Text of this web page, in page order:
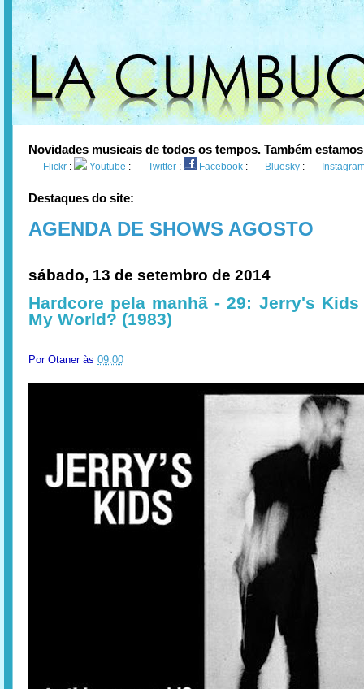
Novidades musicais de todos os tempos. Também
Flickr : Youtube : Twitter : Facebook : Bluesky :
Destaques do site:
AGENDA DE SHOWS AGOSTO
sábado, 13 de setembro de 2014
Hardcore pela manhã - 29: Jerry's
My World? (1983)
Por Otaner às 09:00